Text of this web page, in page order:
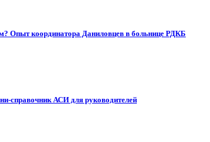
Опыт координатора Даниловцев в больнице РДКБ
справочник АСИ для руководителей